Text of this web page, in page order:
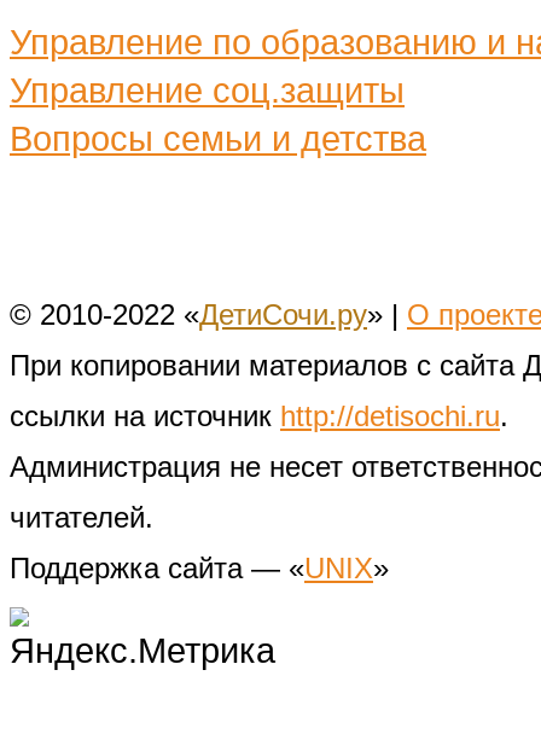
Управление по образованию и
Управление соц.защиты
Вопросы семьи и детства
© 2010-2022 «ДетиСочи.ру» | О
При копировании материалов с сайта
ссылки на источник http://detisochi.ru.
Администрация не несет
читателей.
Поддержка сайта — «UNIX»